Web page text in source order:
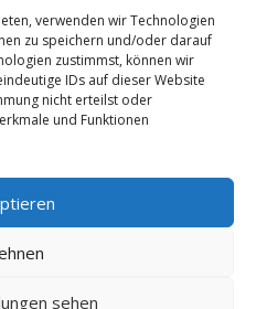
verwenden wir Technologien
zu speichern und/oder darauf
zustimmst, können wir
IDs auf dieser Website
nicht erteilst oder
und Funktionen
sehen
KVWL Newsletter
Dres. Rischer, Schreiber
und Balci
Merse